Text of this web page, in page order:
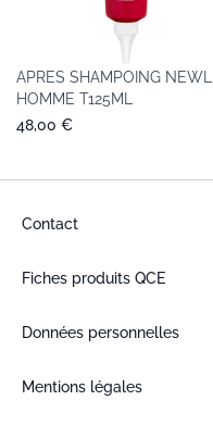
APRES SHAMPOING
HOMME T125ML
48,00 €
Contact
Fiches produits QCE
Données personnelles
Mentions légales